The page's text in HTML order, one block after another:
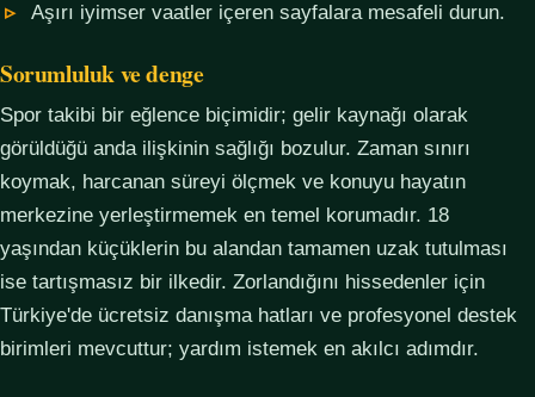
Aşırı iyimser vaatler içeren sayfalara mesafeli durun.
Sorumluluk ve denge
Spor takibi bir eğlence biçimidir; gelir kaynağı olarak
görüldüğü anda ilişkinin sağlığı bozulur. Zaman sınırı
koymak, harcanan süreyi ölçmek ve konuyu hayatın
merkezine yerleştirmemek en temel korumadır. 18
yaşından küçüklerin bu alandan tamamen uzak tutulması
ise tartışmasız bir ilkedir. Zorlandığını hissedenler için
Türkiye'de ücretsiz danışma hatları ve profesyonel destek
birimleri mevcuttur; yardım istemek en akılcı adımdır.